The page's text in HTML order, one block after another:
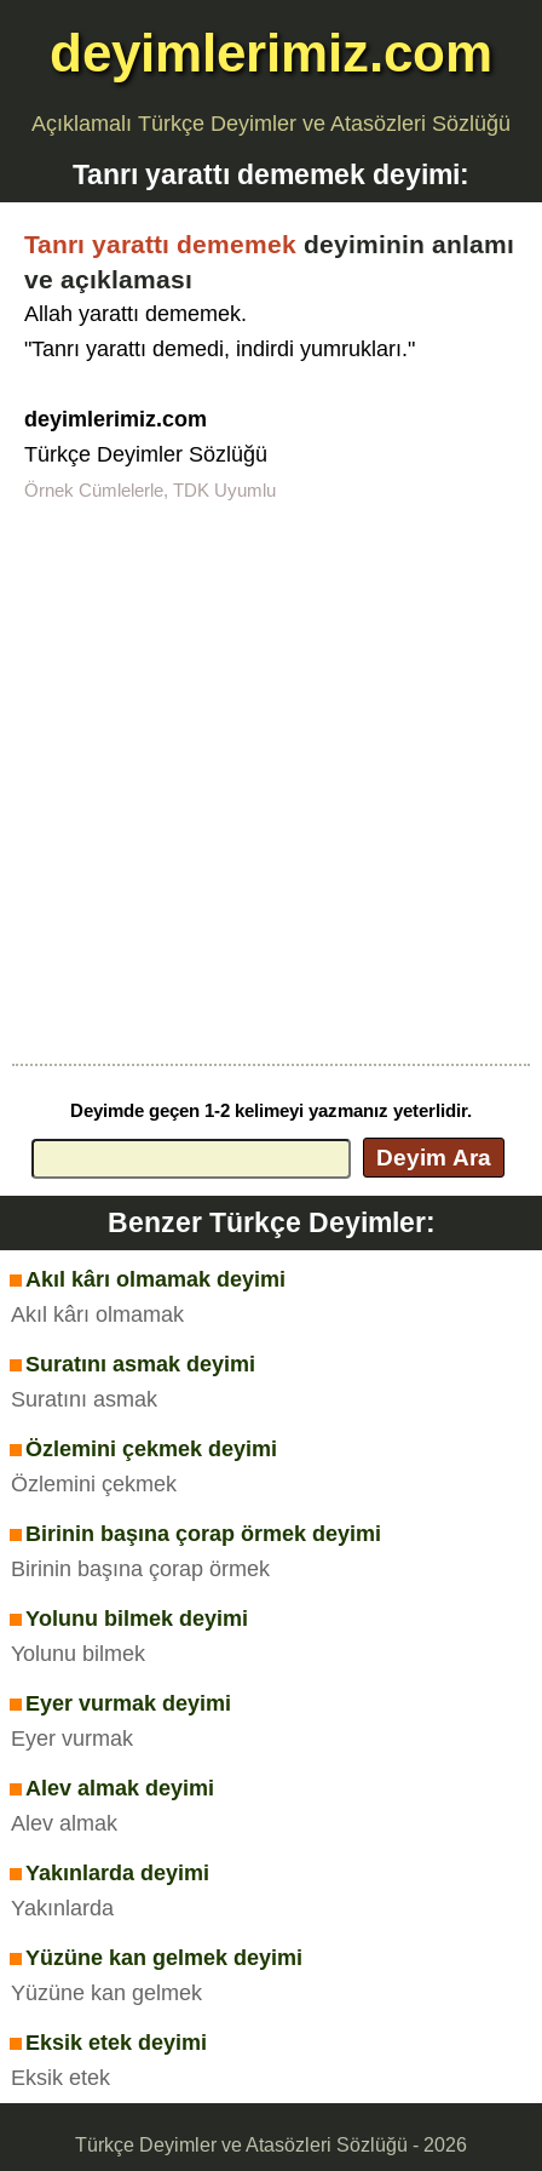
deyimlerimiz.com
Açıklamalı Türkçe Deyimler ve Atasözleri Sözlüğü
Tanrı yarattı dememek deyimi:
Tanrı yarattı dememek deyiminin anlamı
ve açıklaması
Allah yarattı dememek.
"Tanrı yarattı demedi, indirdi yumrukları."
deyimlerimiz.com
Türkçe Deyimler Sözlüğü
Örnek Cümlelerle, TDK Uyumlu
Deyimde geçen 1-2 kelimeyi yazmanız yeterlidir.
Deyim Ara
Benzer Türkçe Deyimler:
Akıl kârı olmamak deyimi
Akıl kârı olmamak
Suratını asmak deyimi
Suratını asmak
Özlemini çekmek deyimi
Özlemini çekmek
Birinin başına çorap örmek deyimi
Birinin başına çorap örmek
Yolunu bilmek deyimi
Yolunu bilmek
Eyer vurmak deyimi
Eyer vurmak
Alev almak deyimi
Alev almak
Yakınlarda deyimi
Yakınlarda
Yüzüne kan gelmek deyimi
Yüzüne kan gelmek
Eksik etek deyimi
Eksik etek
Türkçe Deyimler ve Atasözleri Sözlüğü - 2026